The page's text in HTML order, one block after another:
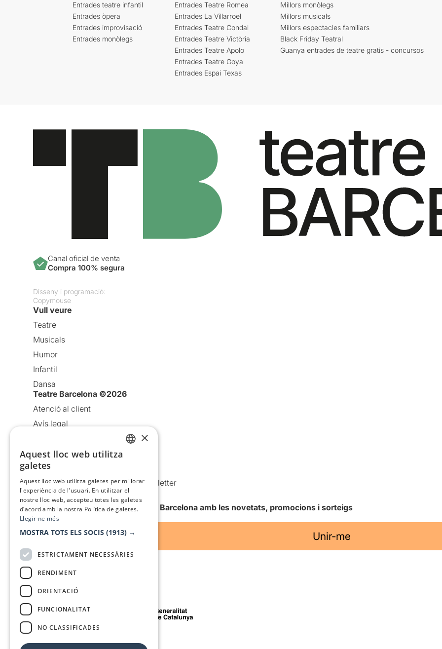
Entrades teatre infantil
Entrades òpera
Entrades improvisació
Entrades monòlegs
Entrades Teatre Romea
Entrades La Villarroel
Entrades Teatre Condal
Entrades Teatre Victòria
Entrades Teatre Apolo
Entrades Teatre Goya
Entrades Espai Texas
Millors monòlegs
Millors musicals
Millors espectacles familiars
Black Friday Teatral
Guanya entrades de teatre gratis - concursos
Canal oficial de venta
Compra 100% segura
Disseny i programació:
Copymouse
Vull veure
Teatre
Musicals
Humor
Infantil
Dansa
Teatre Barcelona ©2026
Atenció al client
Avís legal
Política de cookies
Condicions d’ús
Comunicacions comercials i Newsletter
Anuncia’t
Vull rebre la newsletter de Teatre Barcelona amb les novetats, promocions i sorteigs
Unir-me
Amb el suport de
Mitjà de comunicació associat a
×
Aquest lloc web utilitza
galetes
Aquest lloc web utilitza galetes per millorar
l'experiència de l'usuari. En utilitzar el
nostre lloc web, accepteu totes les galetes
d’acord amb la nostra Política de galetes.
Llegir-ne més
MOSTRA TOTS ELS SOCIS (1913) →
ESTRICTAMENT NECESSÀRIES
RENDIMENT
ORIENTACIÓ
FUNCIONALITAT
NO CLASSIFICADES